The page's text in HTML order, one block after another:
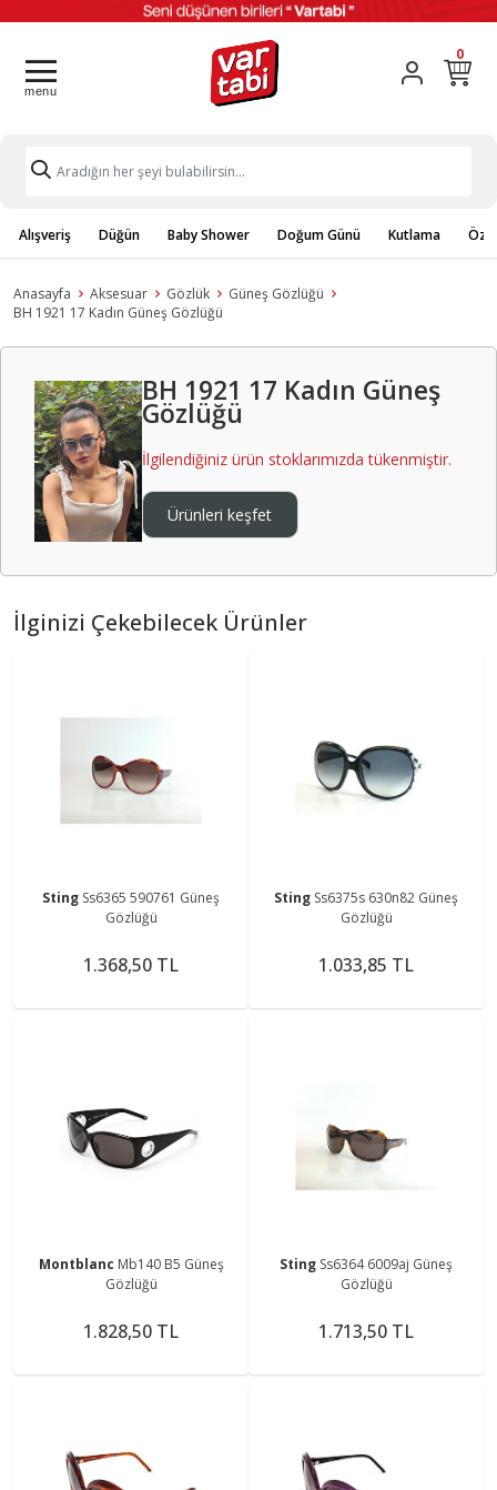
0
Alışveriş Düğün Baby Shower Doğum Günü Kutlama
Anasayfa Aksesuar Gözlük
Güneş Gözlüğü
BH 1921 17 Kadın Güneş Gözlüğü
BH 1921 17 Kadın Güneş
Gözlüğü
İlgilendiğiniz ürün stoklarımızda tükenmiştir.
Ürünleri keşfet
İlginizi Çekebilecek Ürünler
Sting Ss6365 590761 Güneş
Gözlüğü
1.368,50 TL
Sting Ss6375s 630n82 Güneş
Gözlüğü
1.033,85 TL
Montblanc Mb140 B5 Güneş
Gözlüğü
1.828,50 TL
Sting Ss6364 6009aj Güneş
Gözlüğü
1.713,50 TL